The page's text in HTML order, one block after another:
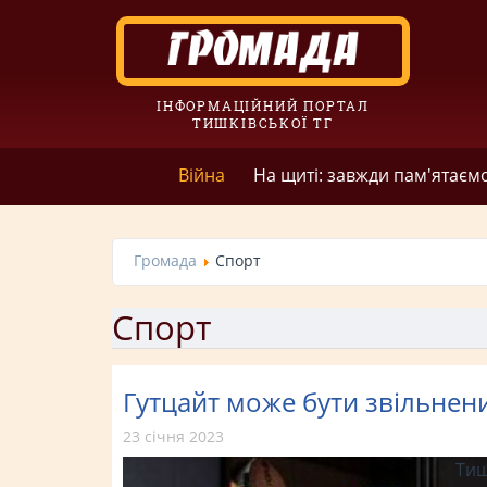
ІНФОРМАЦІЙНИЙ ПОРТАЛ
ТИШКІВСЬКОЇ ТГ
Війна На щиті: завжди
Громада Спорт
Спорт
Гутцайт може бути
23 січня 2023